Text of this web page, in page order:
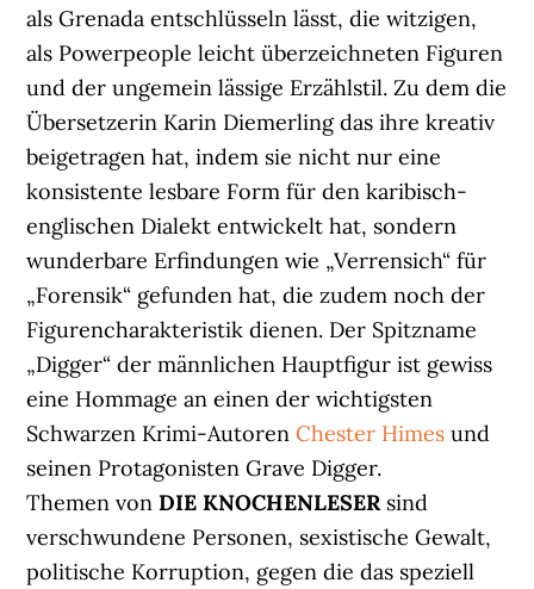
als Grenada entschlüsseln lässt, die witzigen,
als Powerpeople leicht überzeichneten Figuren
und der ungemein lässige Erzählstil. Zu dem die
Übersetzerin Karin Diemerling das ihre kreativ
beigetragen hat, indem sie nicht nur eine
konsistente lesbare Form für den karibisch-
englischen Dialekt entwickelt hat, sondern
wunderbare Erfindungen wie „Verrensich“ für
„Forensik“ gefunden hat, die zudem noch der
Figurencharakteristik dienen. Der Spitzname
„Digger“ der männlichen Hauptfigur ist gewiss
eine Hommage an einen der wichtigsten
Schwarzen Krimi-AutorenChester Himes und
seinen Protagonisten Grave Digger.
Themen vonDIE KNOCHENLESERsind
verschwundene Personen, sexistische Gewalt,
politische Korruption, gegen die das speziell